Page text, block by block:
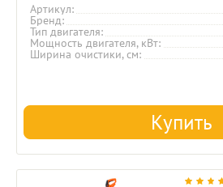
Артикул
Бренд
Тип двигателя
Мощность двигателя, кВт
Ширина очистики, см
Купить